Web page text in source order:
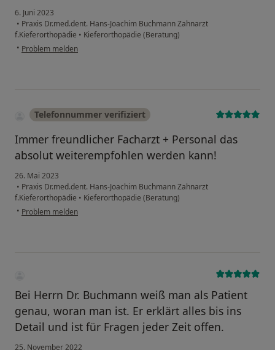
6. Juni 2023
• Praxis Dr.med.dent. Hans-Joachim Buchmann Zahnarzt
f.Kieferorthopädie • Kieferorthopädie (Beratung)
• Problem melden
Telefonnummer verifiziert
Immer freundlicher Facharzt + Personal das
absolut weiterempfohlen werden kann!
26. Mai 2023
• Praxis Dr.med.dent. Hans-Joachim Buchmann Zahnarzt
f.Kieferorthopädie • Kieferorthopädie (Beratung)
• Problem melden
Bei Herrn Dr. Buchmann weiß man als Patient
genau, woran man ist. Er erklärt alles bis ins
Detail und ist für Fragen jeder Zeit offen.
25. November 2022